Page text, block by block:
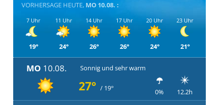
VORHERSAGE HEUTE, MO 10.08. :
7 Uhr 11 Uhr 14 Uhr 17 Uhr 20 Uhr 23 Uhr
19° 24° 26° 26° 24° 21°
MO 10.08. Sonnig und sehr warm
27° / 19° 0% 12.2h